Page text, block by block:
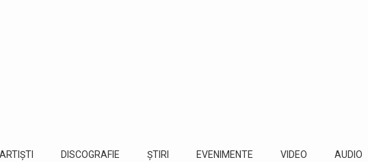
ARTIȘTI DISCOGRAFIE ȘTIRI EVENIMENTE VIDEO AUDIO